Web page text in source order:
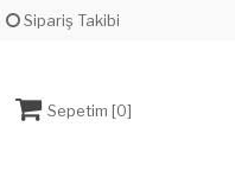
Sipariş Takibi
Sepetim [0]